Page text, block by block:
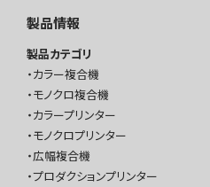
製品情報
製品カテゴリ
カラー複合機
モノクロ複合機
カラープリンター
モノクロプリンター
広幅複合機
プロダクションプリンター